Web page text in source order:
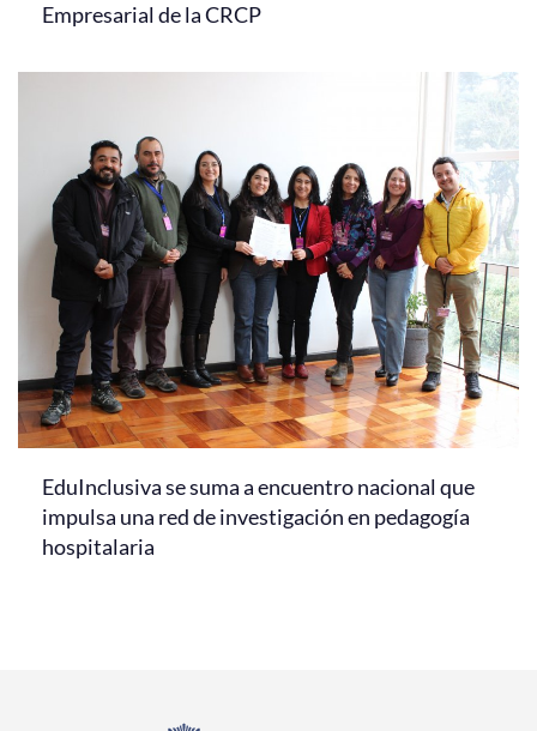
Empresarial de la CRCP
EduInclusiva se suma a encuentro nacional que
impulsa una red de investigación en pedagogía
hospitalaria